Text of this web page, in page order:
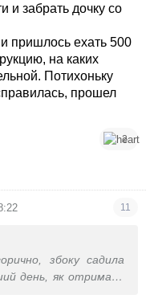
и забрать дочку со
пришлось ехать 500
на каких
Потихоньку
прошел
2
11
збоку садила
день, як отримала